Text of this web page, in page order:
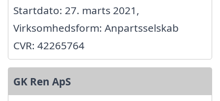
Startdato: 27. marts 2021,
Virksomhedsform: Anpartsselskab
CVR: 42265764
GK Ren ApS